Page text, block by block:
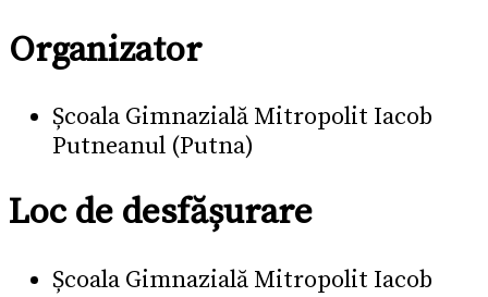
Organizator
Școala Gimnazială Mitropolit Iacob
Putneanul (Putna)
Loc de desfășurare
Școala Gimnazială Mitropolit Iacob